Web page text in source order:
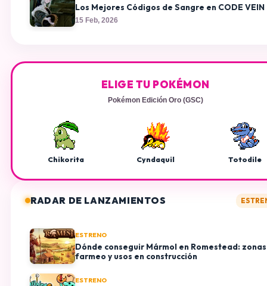
Los Mejores Códigos de Sangre en CODE VEIN
15 Feb, 2026
ELIGE TU POKÉMON
Pokémon Edición Oro (GSC)
Chikorita Cyndaquil Totodile
RADAR DE LANZAMIENTOS
ESTRENO
Dónde conseguir Mármol en Romestead:
farmeo y usos en construcción
ESTRENO